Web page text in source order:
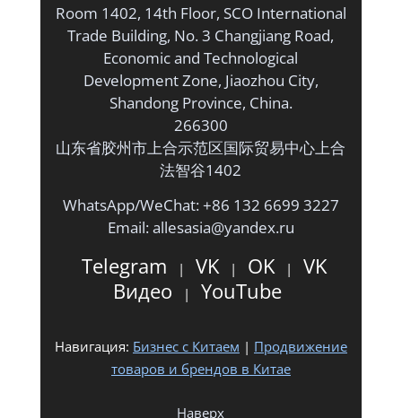
Room 1402, 14th Floor, SCO International
Trade Building, No. 3 Changjiang Road,
Economic and Technological
Development Zone, Jiaozhou City,
Shandong Province, China.
266300
山东省胶州市上合示范区国际贸易中心上合
法智谷1402
WhatsApp/WeChat: +86 132 6699 3227
Email: allesasia@yandex.ru
Telegram | VK | OK |
VK
Видео
| YouTube
Навигация: Бизнес с Китаем | Продвижение
товаров и брендов в Китае
Наверх